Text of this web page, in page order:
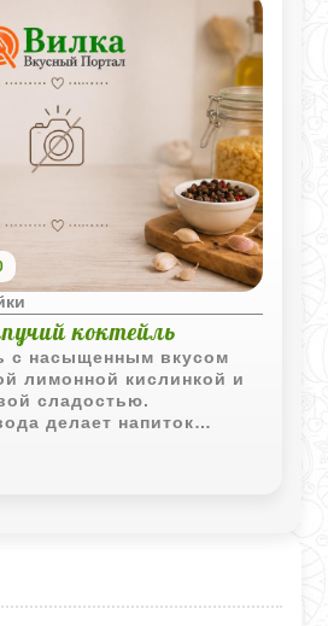
коктейль
с насыщенным вкусом
лимонной кислинкой и
сладостью.
делает напиток
приятным для
погоду.